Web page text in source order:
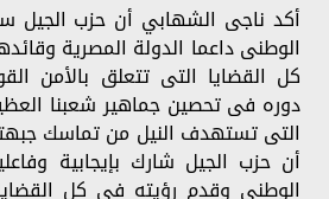
أكد ناجى الشهابي أن حزب الجيل
الوطنى داعما الدولة المصرية
كل القضايا التى تتعلق بالأمن
دوره فى تحصين جماهير شعبنا
التى تستهدف النيل من تماسك
أن حزب الجيل شارك بإيجابية